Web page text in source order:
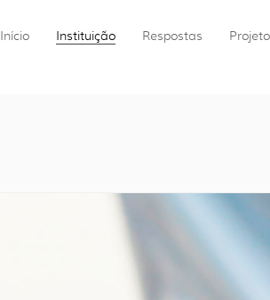
Início Instituição Respostas